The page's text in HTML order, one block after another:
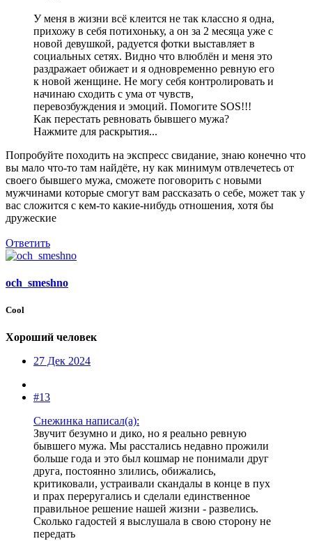
У меня в жизни всё клеится не так классно я одна,
прихожу в себя потихоньку, а он за 2 месяца уже с
новой девушкой, радуется фотки выставляет в
социальных сетях. Видно что влюблён и меня это
раздражает обижает и я одновременно ревную его
к новой женщине. Не могу себя контролировать и
начинаю сходить с ума от чувств,
перевозбуждения и эмоций. Помогите SOS!!!
Как перестать ревновать бывшего мужа?
Нажмите для раскрытия...
Попробуйте походить на экспресс свидание, знаю конечно что
вы мало что-то там найдёте, ну как минимум отвлечетесь от
своего бывшего мужа, сможете поговорить с новыми
мужчинами которые смогут вам рассказать о себе, может так у
вас сложится с кем-то какие-нибудь отношения, хотя бы
дружеские
Ответить
och_smeshno
Cool
Хороший человек
27 Дек 2024
#13
Снежинка написал(а):
Звучит безумно и дико, но я реально ревную
бывшего мужа. Мы расстались недавно прожили
больше года и это был кошмар не понимали друг
друга, постоянно злились, обижались,
критиковали, устраивали скандалы в конце в пух
и прах переругались и сделали единственное
правильное решение нашей жизни - развелись.
Сколько гадостей я выслушала в свою сторону не
передать